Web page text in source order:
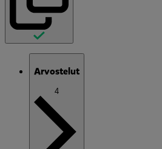
Arvostelut
4